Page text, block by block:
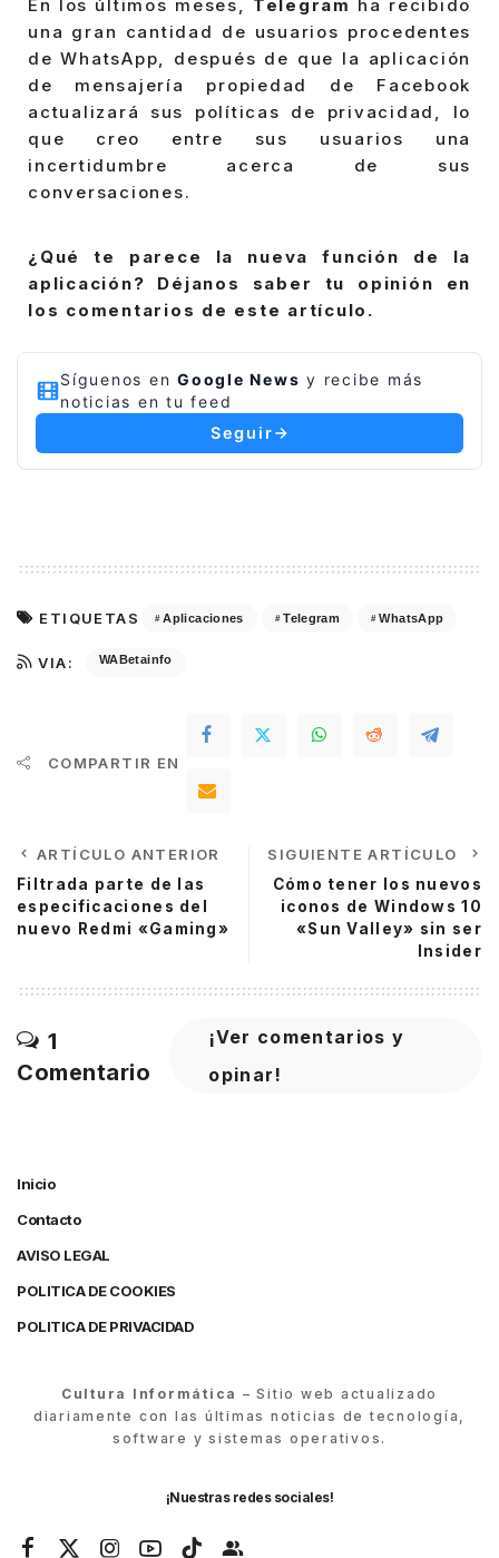
En los últimos meses, Telegram ha recibido
una gran cantidad de usuarios procedentes
de WhatsApp, después de que la aplicación
de mensajería propiedad de Facebook
actualizará sus políticas de privacidad, lo
que creo entre sus usuarios una
incertidumbre acerca de sus
conversaciones.
¿Qué te parece la nueva función de la
aplicación? Déjanos saber tu opinión en
los comentarios de este artículo.
Síguenos en Google News y recibe más
noticias en tu feed
Seguir
ETIQUETAS Aplicaciones Telegram WhatsApp
VIA: WABetainfo
COMPARTIR EN
ARTÍCULO ANTERIOR
Filtrada parte de las
especificaciones del
nuevo Redmi «Gaming»
SIGUIENTE ARTÍCULO
Cómo tener los nuevos
iconos de Windows 10
«Sun Valley» sin ser
Insider
1
Comentario
¡Ver comentarios y
opinar!
Inicio
Contacto
AVISO LEGAL
POLITICA DE COOKIES
POLITICA DE PRIVACIDAD
Cultura Informática – Sitio web actualizado
diariamente con las últimas noticias de tecnología,
software y sistemas operativos.
¡Nuestras redes sociales!